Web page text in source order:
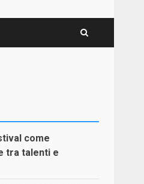
come
tra talenti e